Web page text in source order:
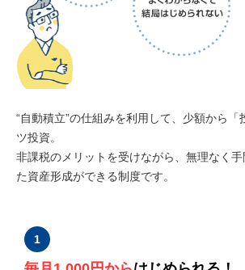
“自動積立”の仕組みを利用して、少額から「
ツ投資。
非課税のメリットを受けながら、無理なく手
た資産形成ができる制度です。
1